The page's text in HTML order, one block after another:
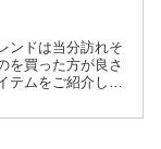
ンドは当分訪れそ
を買った方が良さ
テムをご紹介しま